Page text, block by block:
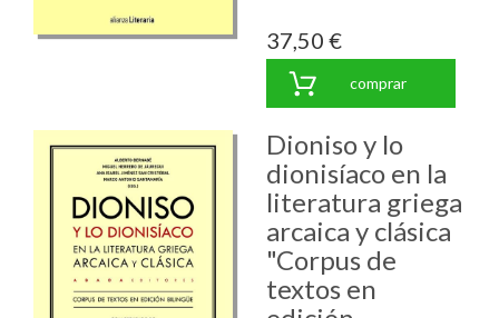
37,50 €
comprar
Dioniso y lo
dionisíaco en la
literatura griega
arcaica y clásica
"Corpus de
textos en